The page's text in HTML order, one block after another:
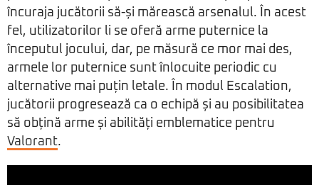
încuraja jucătorii să-și mărească arsenalul. În acest
fel, utilizatorilor li se oferă arme puternice la
începutul jocului, dar, pe măsură ce mor mai des,
armele lor puternice sunt înlocuite periodic cu
alternative mai puțin letale. În modul Escalation,
jucătorii progresează ca o echipă și au posibilitatea
să obțină arme și abilități emblematice pentru
Valorant.